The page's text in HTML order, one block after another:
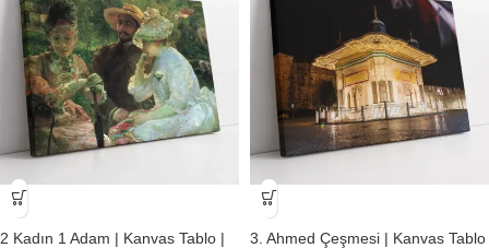
-23%
2 Kadın 1 Adam | Kanvas Tablo |
-23%
3. Ahmed Çeşmesi | Kanvas Tablo